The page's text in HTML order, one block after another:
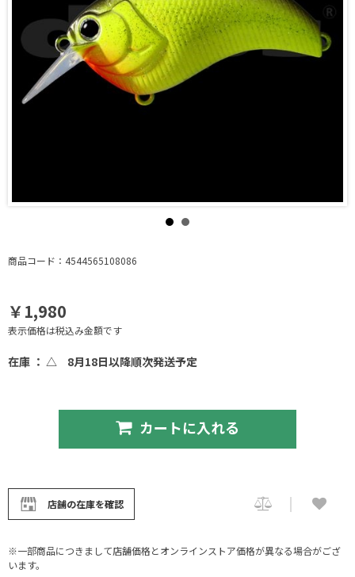
商品コード：4544565108086
￥1,980
表示価格は税込み金額です
在庫 ： △ 8月18日以降順次発送予定
カートに入れる
店舗の在庫を確認
※一部商品につきまして店舗価格とオンラインストア価格が異なる場合がござ
います。